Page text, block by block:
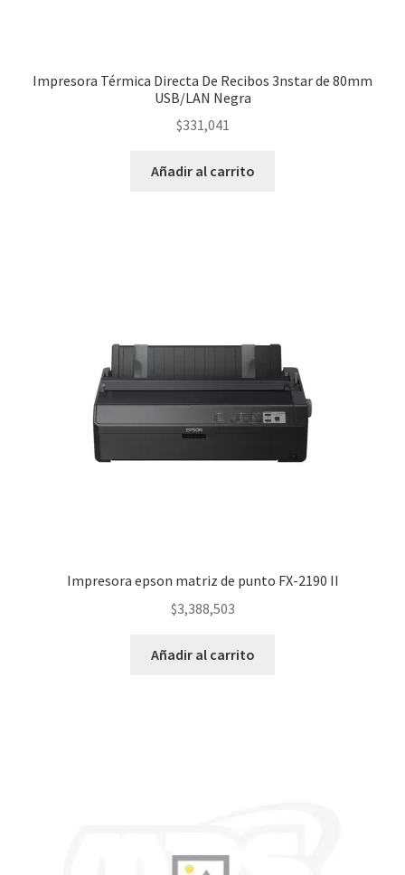
Impresora Térmica Directa De Recibos 3nstar de 80mm
USB/LAN Negra
$331,041
Añadir al carrito
Impresora epson matriz de punto FX-2190 II
$3,388,503
Añadir al carrito